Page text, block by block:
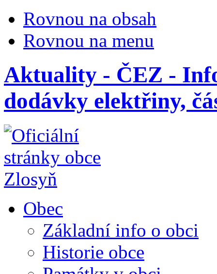
Rovnou na obsah
Rovnou na menu
Aktuality - ČEZ -
dodávky elektřiny,
Obec
Základní info o obci
Historie obce